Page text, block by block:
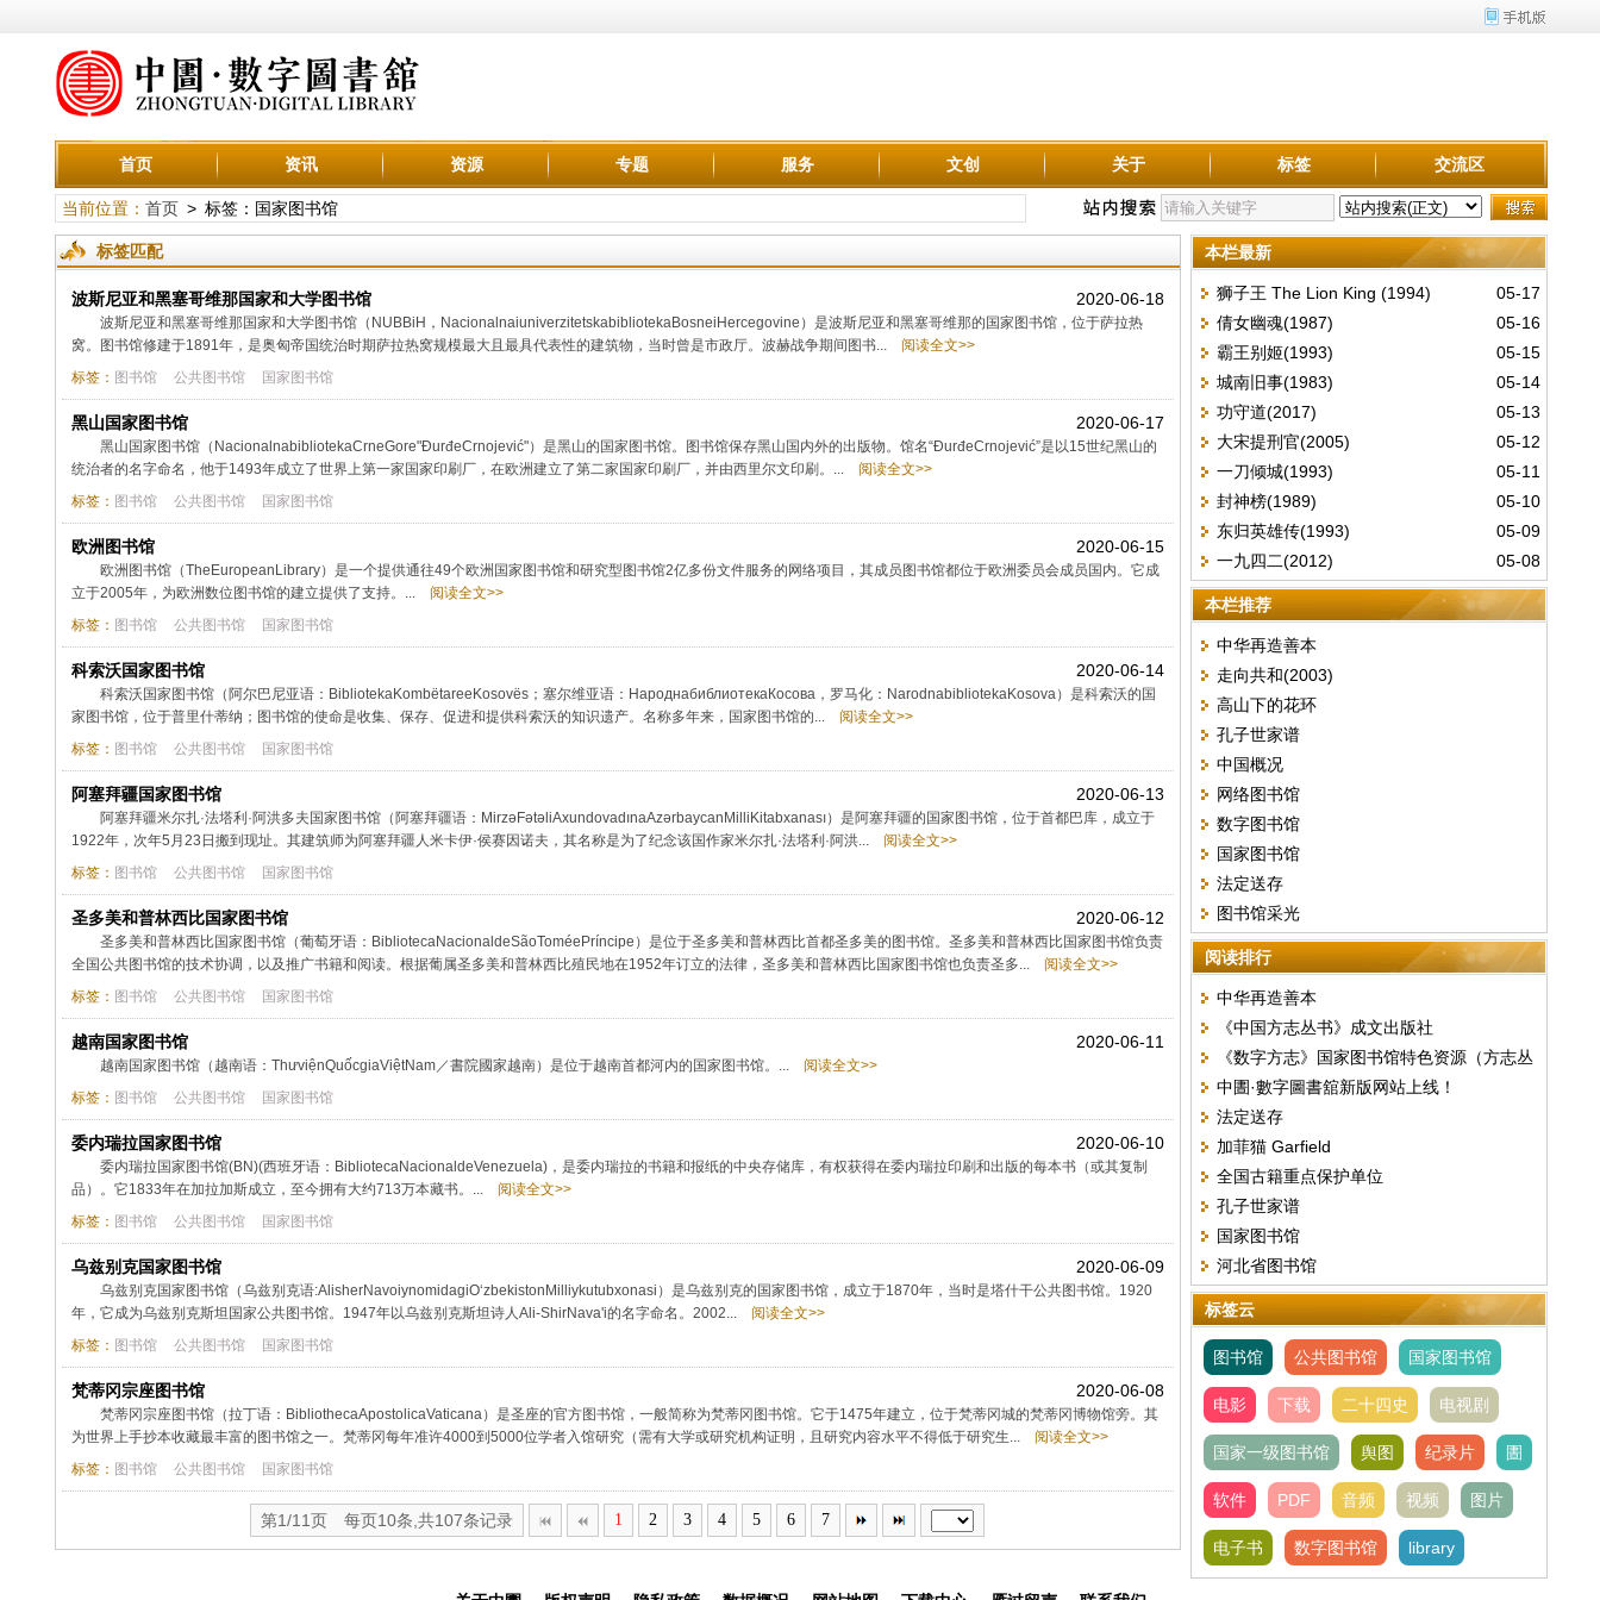
首页 资讯 资源 专题 服务 文创 关于 标签 交流区
当前位置： 首页> 标签：国家图书馆
标签匹配
2020-06-18
波斯尼亚和黑塞哥维那国家和大学图书馆
波斯尼亚和黑塞哥维那国家和大学图书馆（NUBBiH，NacionalnaiuniverzitetskabibliotekaBosneiHercegovine）是波斯尼亚和黑塞哥维那的国家图书馆，位于萨拉热
窝。图书馆修建于1891年，是奥匈帝国统治时期萨拉热窝规模最大且最具代表性的建筑物，当时曾是市政厅。波赫战争期间图书...
阅读全文>>
标签： 图书馆 公共图书馆 国家图书馆
2020-06-17
黑山国家图书馆
黑山国家图书馆（NacionalnabibliotekaCrneGore"ĐurđeCrnojević"）是黑山的国家图书馆。图书馆保存黑山国内外的出版物。馆名“ĐurđeCrnojević”是以15世纪黑山的
统治者的名字命名，他于1493年成立了世界上第一家国家印刷厂，在欧洲建立了第二家国家印刷厂，并由西里尔文印刷。...
阅读全文>>
标签： 图书馆 公共图书馆 国家图书馆
2020-06-15
欧洲图书馆
欧洲图书馆（TheEuropeanLibrary）是一个提供通往49个欧洲国家图书馆和研究型图书馆2亿多份文件服务的网络项目，其成员图书馆都位于欧洲委员会成员国内。它成
立于2005年，为欧洲数位图书馆的建立提供了支持。...
阅读全文>>
标签： 图书馆 公共图书馆 国家图书馆
2020-06-14
科索沃国家图书馆
科索沃国家图书馆（阿尔巴尼亚语：BibliotekaKombëtareeKosovës；塞尔维亚语：НароднабиблиотекаКосова，罗马化：NarodnabibliotekaKosova）是科索沃的国
家图书馆，位于普里什蒂纳；图书馆的使命是收集、保存、促进和提供科索沃的知识遗产。名称多年来，国家图书馆的...
阅读全文>>
标签： 图书馆 公共图书馆 国家图书馆
2020-06-13
阿塞拜疆国家图书馆
阿塞拜疆米尔扎·法塔利·阿洪多夫国家图书馆（阿塞拜疆语：MirzəFətəliAxundovadınaAzərbaycanMilliKitabxanası）是阿塞拜疆的国家图书馆，位于首都巴库，成立于
1922年，次年5月23日搬到现址。其建筑师为阿塞拜疆人米卡伊·侯赛因诺夫，其名称是为了纪念该国作家米尔扎·法塔利·阿洪...
阅读全文>>
标签： 图书馆 公共图书馆 国家图书馆
2020-06-12
圣多美和普林西比国家图书馆
圣多美和普林西比国家图书馆（葡萄牙语：BibliotecaNacionaldeSãoToméePríncipe）是位于圣多美和普林西比首都圣多美的图书馆。圣多美和普林西比国家图书馆负责
全国公共图书馆的技术协调，以及推广书籍和阅读。根据葡属圣多美和普林西比殖民地在1952年订立的法律，圣多美和普林西比国家图书馆也负责圣多...
阅读全文>>
标签： 图书馆 公共图书馆 国家图书馆
2020-06-11
越南国家图书馆
越南国家图书馆（越南语：ThưviệnQuốcgiaViệtNam／書院國家越南）是位于越南首都河内的国家图书馆。...
阅读全文>>
标签： 图书馆 公共图书馆 国家图书馆
2020-06-10
委内瑞拉国家图书馆
委内瑞拉国家图书馆(BN)(西班牙语：BibliotecaNacionaldeVenezuela)，是委内瑞拉的书籍和报纸的中央存储库，有权获得在委内瑞拉印刷和出版的每本书（或其复制
品）。它1833年在加拉加斯成立，至今拥有大约713万本藏书。...
阅读全文>>
标签： 图书馆 公共图书馆 国家图书馆
2020-06-09
乌兹别克国家图书馆
乌兹别克国家图书馆（乌兹别克语:AlisherNavoiynomidagiO‘zbekistonMilliykutubxonasi）是乌兹别克的国家图书馆，成立于1870年，当时是塔什干公共图书馆。1920
年，它成为乌兹别克斯坦国家公共图书馆。1947年以乌兹别克斯坦诗人Ali-ShirNava'i的名字命名。2002...
阅读全文>>
标签： 图书馆 公共图书馆 国家图书馆
2020-06-08
梵蒂冈宗座图书馆
梵蒂冈宗座图书馆（拉丁语：BibliothecaApostolicaVaticana）是圣座的官方图书馆，一般简称为梵蒂冈图书馆。它于1475年建立，位于梵蒂冈城的梵蒂冈博物馆旁。其
为世界上手抄本收藏最丰富的图书馆之一。梵蒂冈每年准许4000到5000位学者入馆研究（需有大学或研究机构证明，且研究内容水平不得低于研究生...
阅读全文>>
标签： 图书馆 公共图书馆 国家图书馆
第1/11页 每页10条,共107条记录 1 2 3 4 5 6 7
本栏最新
05-17
狮子王 The Lion King (1994)
05-16
倩女幽魂(1987)
05-15
霸王别姬(1993)
05-14
城南旧事(1983)
05-13
功守道(2017)
05-12
大宋提刑官(2005)
05-11
一刀倾城(1993)
05-10
封神榜(1989)
05-09
东归英雄传(1993)
05-08
一九四二(2012)
本栏推荐
中华再造善本
走向共和(2003)
高山下的花环
孔子世家谱
中国概况
网络图书馆
数字图书馆
国家图书馆
法定送存
图书馆采光
阅读排行
中华再造善本
《中国方志丛书》成文出版社
《数字方志》国家图书馆特色资源（方志丛
书）
中圕·數字圖書舘新版网站上线！
法定送存
加菲猫 Garfield
全国古籍重点保护单位
孔子世家谱
国家图书馆
河北省图书馆
标签云
图书馆 公共图书馆 国家图书馆
电影 下载 二十四史 电视剧
国家一级图书馆 舆图 纪录片 圕
软件 PDF 音频 视频 图片
电子书 数字图书馆 library